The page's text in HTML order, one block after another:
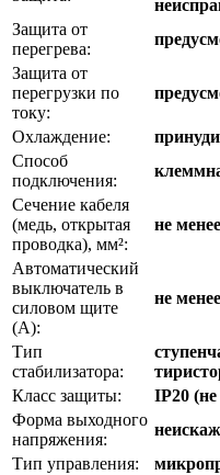
Защита от
перегрева:
Защита от
перегрузки по
току:
Охлаждение:
Способ
подключения:
Сечение кабеля
(медь, открытая
проводка), мм²:
не
Автоматический
выключатель в
силовом щите
(А):
не
Тип
стабилизатора:
Класс защиты:
IP20
Форма выходного
напряжения:
Тип управления: